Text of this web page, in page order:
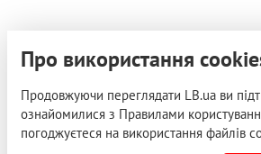
Про використання
Продовжуючи переглядати LB.ua ви
ознайомилися з Правилами
погоджуєтеся на використання файлів